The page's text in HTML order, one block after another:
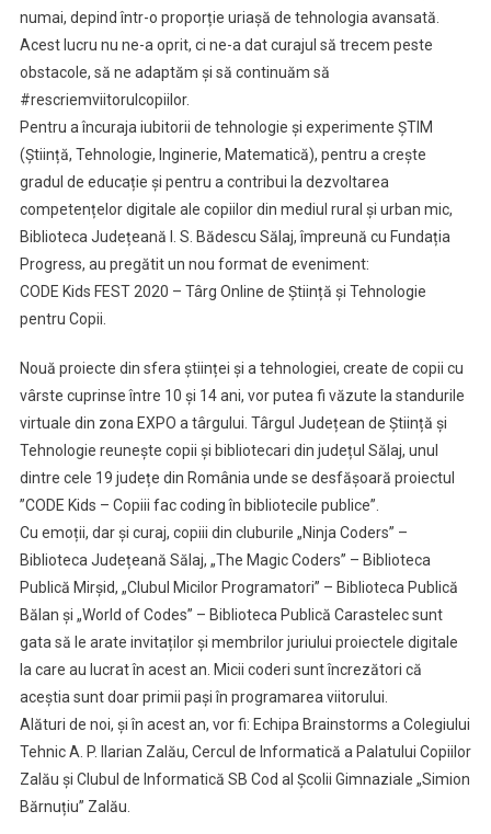
numai, depind într-o proporție uriașă de tehnologia avansată.
Acest lucru nu ne-a oprit, ci ne-a dat curajul să trecem peste
obstacole, să ne adaptăm și să continuăm să
#rescriemviitorulcopiilor.
Pentru a încuraja iubitorii de tehnologie și experimente ȘTIM
(Știință, Tehnologie, Inginerie, Matematică), pentru a crește
gradul de educație și pentru a contribui la dezvoltarea
competențelor digitale ale copiilor din mediul rural și urban mic,
Biblioteca Județeană I. S. Bădescu Sălaj, împreună cu Fundația
Progress, au pregătit un nou format de eveniment:
CODE Kids FEST 2020 – Târg Online de Știință și Tehnologie
pentru Copii.
Nouă proiecte din sfera științei și a tehnologiei, create de copii cu
vârste cuprinse între 10 și 14 ani, vor putea fi văzute la standurile
virtuale din zona EXPO a târgului. Târgul Județean de Știință și
Tehnologie reunește copii și bibliotecari din județul Sălaj, unul
dintre cele 19 județe din România unde se desfășoară proiectul
”CODE Kids – Copiii fac coding în bibliotecile publice”.
Cu emoții, dar și curaj, copiii din cluburile „Ninja Coders” –
Biblioteca Județeană Sălaj, „The Magic Coders” – Biblioteca
Publică Mirșid, „Clubul Micilor Programatori” – Biblioteca Publică
Bălan și „World of Codes” – Biblioteca Publică Carastelec sunt
gata să le arate invitaților și membrilor juriului proiectele digitale
la care au lucrat în acest an. Micii coderi sunt încrezători că
aceștia sunt doar primii pași în programarea viitorului.
Alături de noi, și în acest an, vor fi: Echipa Brainstorms a Colegiului
Tehnic A. P. Ilarian Zalău, Cercul de Informatică a Palatului Copiilor
Zalău și Clubul de Informatică SB Cod al Școlii Gimnaziale „Simion
Bărnuțiu” Zalău.